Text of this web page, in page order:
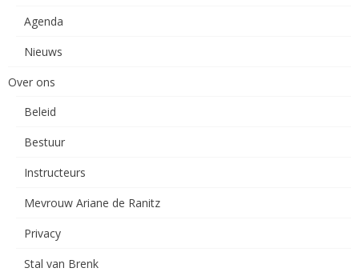
Agenda
Nieuws
Over ons
Beleid
Bestuur
Instructeurs
Mevrouw Ariane de Ranitz
Privacy
Stal van Brenk